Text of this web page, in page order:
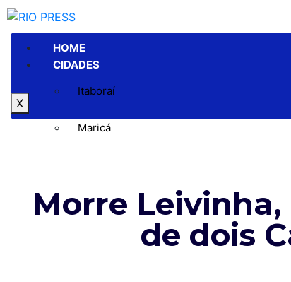
HOME
CIDADES
Itaboraí
Maricá
Rio de Janeiro
X
Morre
de dois